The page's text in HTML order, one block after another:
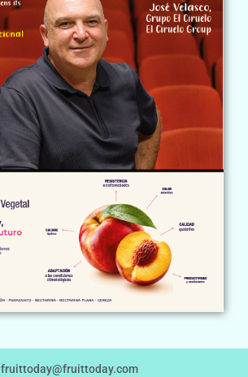
fruittoday@fruittoday.com